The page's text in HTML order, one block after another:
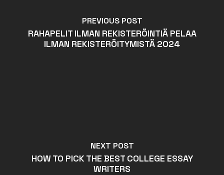
PREVIOUS POST
RAHAPELIT ILMAN REKISTERÖINTIÄ PELAA
ILMAN REKISTERÖITYMISTÄ 2024
NEXT POST
HOW TO PICK THE BEST COLLEGE ESSAY
WRITERS